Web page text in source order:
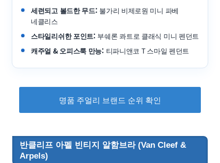
세련되고 볼드한 무드: 불가리 비제로원 미니 파베
네클리스
스타일리쉬한 포인트: 부쉐론 콰트로 클래식 미니 펜던트
캐주얼 & 오피스룩 만능: 티파니앤코 T 스마일 펜던트
명품 주얼리 브랜드 순위 확인
반클리프 아펠 빈티지 알함브라 (Van Cleef &
Arpels)